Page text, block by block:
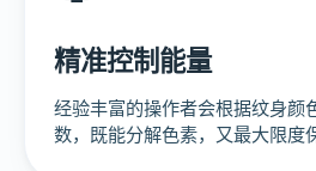
精准控制能量
经验丰富的操作者会根据纹身颜
数，既能分解色素，又最大限度